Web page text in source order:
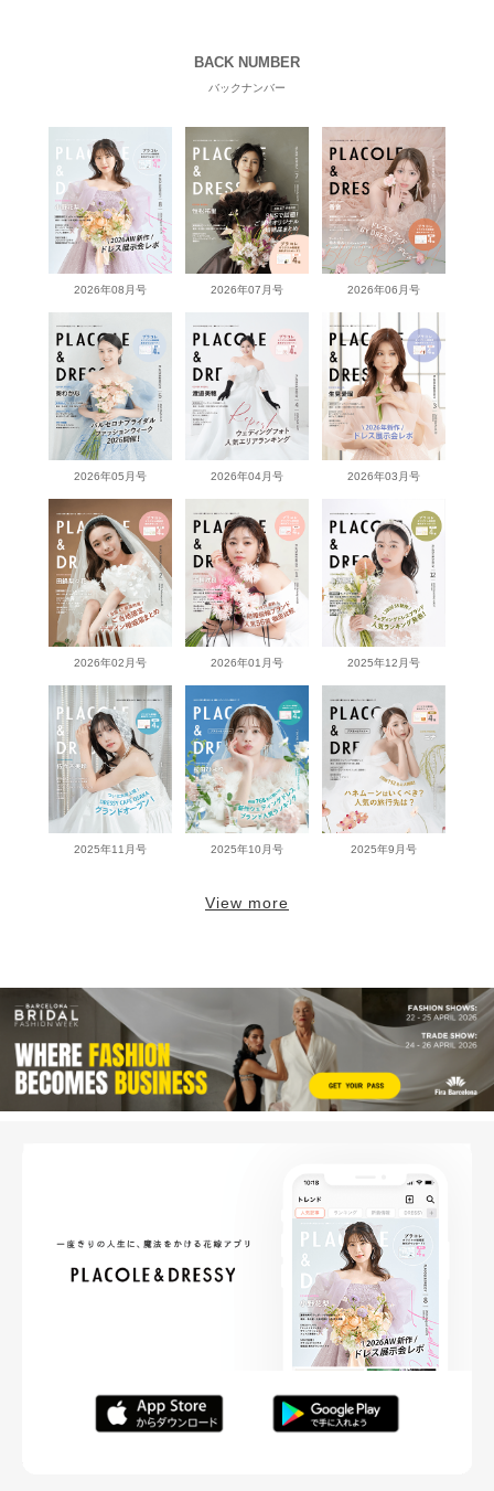
BACK NUMBER
バックナンバー
2026年08月号 2026年07月号 2026年06月号
2026年05月号 2026年04月号 2026年03月号
2026年02月号 2026年01月号 2025年12月号
2025年11月号 2025年10月号 2025年9月号
View more